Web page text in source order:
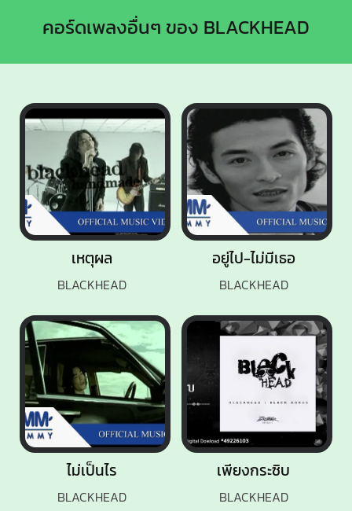
คอร์ดเพลงอื่นๆ ของ BLACKHEAD
เหตุผล
BLACKHEAD
ไม่เป็นไร
BLACKHEAD
เพียงกระซิบ
BLACKHEAD
อยู่ไป-ไม่มีเธอ
BLACKHEAD